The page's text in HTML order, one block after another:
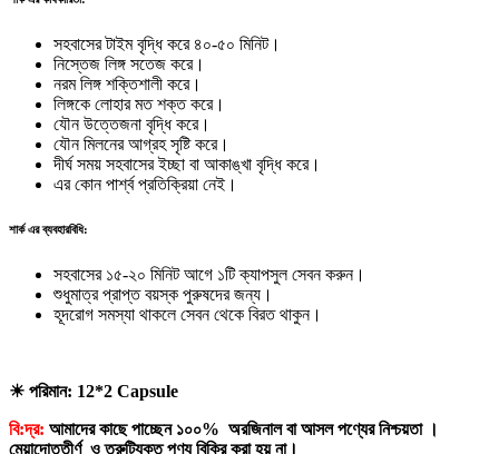
সহবাসের টাইম বৃদ্ধি করে ৪০-৫০ মিনিট।
নিস্তেজ লিঙ্গ সতেজ করে।
নরম লিঙ্গ শক্তিশালী করে।
লিঙ্গকে লোহার মত শক্ত করে।
যৌন উত্তেজনা বৃদ্ধি করে।
যৌন মিলনের আগ্রহ সৃষ্টি করে।
দীর্ঘ সময় সহবাসের ইচ্ছা বা আকাঙ্খা বৃদ্ধি করে।
এর কোন পার্শ্ব প্রতিক্রিয়া নেই।
শার্ক এর ব্যবহারবিধি:
সহবাসের ১৫-২০ মিনিট আগে ১টি ক্যাপসুল সেবন করুন।
শুধুমাত্র প্রাপ্ত বয়স্ক পুরুষদের জন্য।
হূদরোগ সমস্যা থাকলে সেবন থেকে বিরত থাকুন।
☀ পরিমান: 12*2 Capsule
বি:দ্র: আমাদের কাছে পাচ্ছেন ১০০% অরজিনাল বা আসল পণ্যের নিশ্চয়তা ।
মেয়াদোত্তীর্ণ ও ত্রুটিযুক্ত পণ্য বিক্রি করা হয় না।